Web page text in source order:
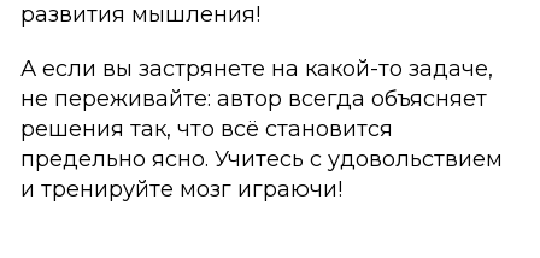
развития мышления!
А если вы застрянете на какой-то задаче,
не переживайте: автор всегда объясняет
решения так, что всё становится
предельно ясно. Учитесь с удовольствием
и тренируйте мозг играючи!